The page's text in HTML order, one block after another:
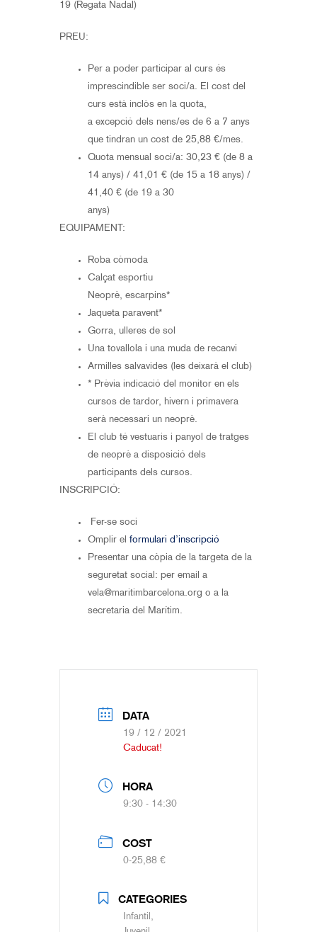
19 (Regata Nadal)
PREU:
Per a poder participar al curs és
imprescindible ser soci/a. El cost del
curs està inclòs en la quota,
a excepció dels nens/es de 6 a 7 anys
que tindran un cost de 25,88 €/mes.
Quota mensual soci/a: 30,23 € (de 8 a
14 anys) / 41,01 € (de 15 a 18 anys) /
41,40 € (de 19 a 30
anys)
EQUIPAMENT:
Roba còmoda
Calçat esportiu
Neoprè, escarpins*
Jaqueta paravent*
Gorra, ulleres de sol
Una tovallola i una muda de recanvi
Armilles salvavides (les deixarà el club)
* Prèvia indicació del monitor en els
cursos de tardor, hivern i primavera
serà necessari un neoprè.
El club té vestuaris i panyol de tratges
de neoprè a disposició dels
participants dels cursos.
INSCRIPCIÓ:
Fer-se soci
Omplir el formulari d’inscripció
Presentar una còpia de la targeta de la
seguretat social: per email a
vela@maritimbarcelona.org o a la
secretaria del Marítim.
DATA
19 / 12 / 2021
Caducat!
HORA
9:30 - 14:30
COST
0-25,88 €
CATEGORIES
Infantil,